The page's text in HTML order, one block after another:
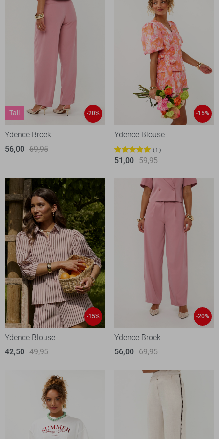
Tall -20%
Ydence Broek
56,00 69,95
-15%
Ydence Blouse
1
51,00 59,95
-15%
Ydence Blouse
42,50 49,95
-20%
Ydence Broek
56,00 69,95